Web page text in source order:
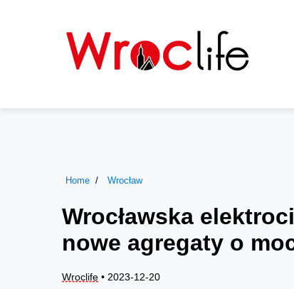
Home Wrocław
Wrocławska
nowe agregaty o
Wroclife • 2023-12-20